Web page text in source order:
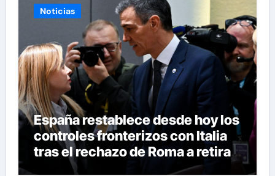
Noticias
España restablece desde hoy los
controles fronterizos con Italia
tras el rechazo de Roma a retirar
las restricciones